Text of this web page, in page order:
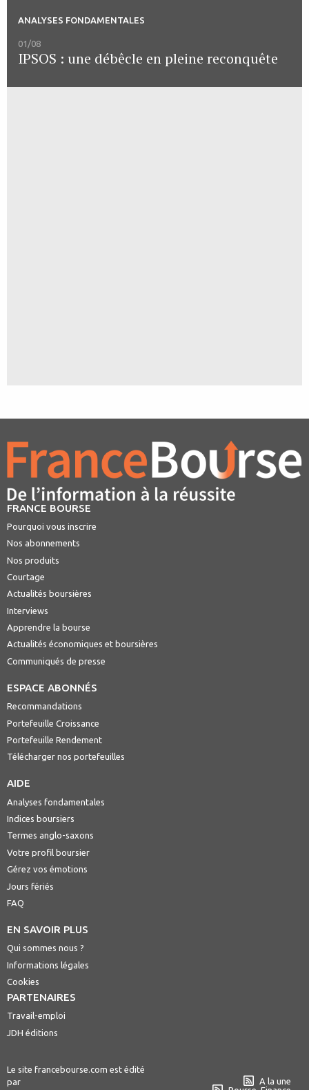
ANALYSES FONDAMENTALES
01/08
IPSOS : une débêcle en pleine reconquête
FRANCE BOURSE
Pourquoi vous inscrire
Nos abonnements
Nos produits
Courtage
Actualités boursières
Interviews
Apprendre la bourse
Actualités économiques et boursières
Communiqués de presse
ESPACE ABONNÉS
Recommandations
Portefeuille Croissance
Portefeuille Rendement
Télécharger nos portefeuilles
AIDE
Analyses fondamentales
Indices boursiers
Termes anglo-saxons
Votre profil boursier
Gérez vos émotions
Jours fériés
FAQ
EN SAVOIR PLUS
Qui sommes nous ?
Informations légales
Cookies
PARTENAIRES
Travail-emploi
JDH éditions
Le site francebourse.com est édité
par
A la une